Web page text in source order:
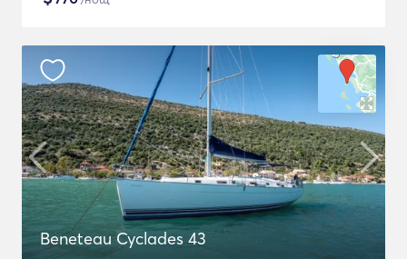
Beneteau Cyclades 43